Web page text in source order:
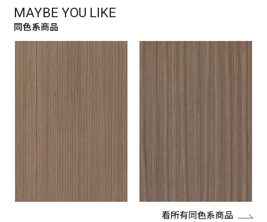
MAYBE YOU LIKE
同色系商品
看所有同色系商品